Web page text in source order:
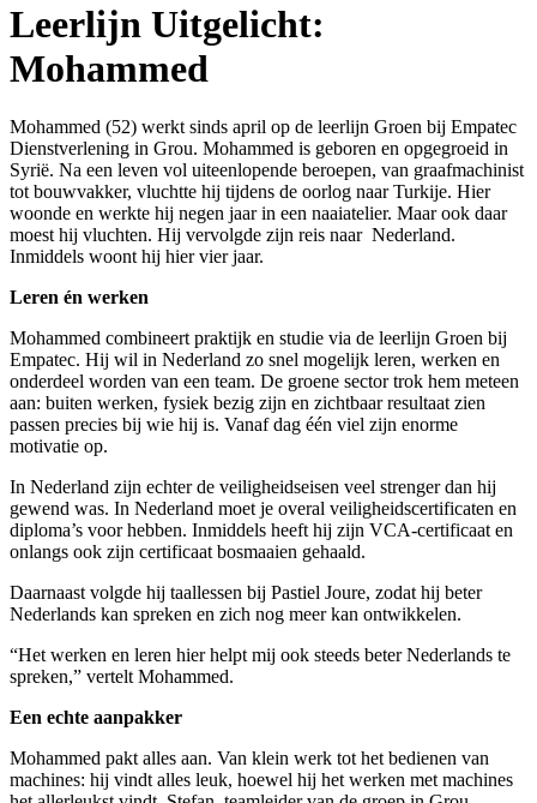
Leerlijn Uitgelicht:
Mohammed
Mohammed (52) werkt sinds april op de leerlijn Groen bij Empatec
Dienstverlening in Grou. Mohammed is geboren en opgegroeid in
Syrië. Na een leven vol uiteenlopende beroepen, van graafmachinist
tot bouwvakker, vluchtte hij tijdens de oorlog naar Turkije. Hier
woonde en werkte hij negen jaar in een naaiatelier. Maar ook daar
moest hij vluchten. Hij vervolgde zijn reis naar Nederland.
Inmiddels woont hij hier vier jaar.
Leren én werken
Mohammed combineert praktijk en studie via de leerlijn Groen bij
Empatec. Hij wil in Nederland zo snel mogelijk leren, werken en
onderdeel worden van een team. De groene sector trok hem meteen
aan: buiten werken, fysiek bezig zijn en zichtbaar resultaat zien
passen precies bij wie hij is. Vanaf dag één viel zijn enorme
motivatie op.
In Nederland zijn echter de veiligheidseisen veel strenger dan hij
gewend was. In Nederland moet je overal veiligheidscertificaten en
diploma’s voor hebben. Inmiddels heeft hij zijn VCA-certificaat en
onlangs ook zijn certificaat bosmaaien gehaald.
Daarnaast volgde hij taallessen bij Pastiel Joure, zodat hij beter
Nederlands kan spreken en zich nog meer kan ontwikkelen.
“Het werken en leren hier helpt mij ook steeds beter Nederlands te
spreken,” vertelt Mohammed.
Een echte aanpakker
Mohammed pakt alles aan. Van klein werk tot het bedienen van
machines: hij vindt alles leuk, hoewel hij het werken met machines